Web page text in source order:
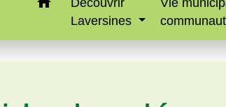
Découvrir
Laversines
Vie